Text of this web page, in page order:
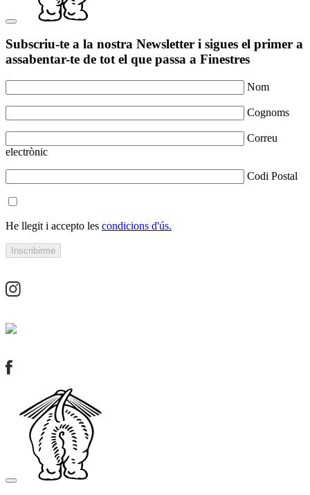
Subscriu-te a la nostra Newsletter i sigues el primer a
assabentar-te de tot el que passa a Finestres
Nom
Cognoms
Correu
electrònic
Codi Postal
He llegit i accepto les condicions d'ús.